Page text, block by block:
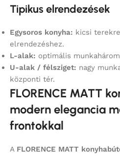
Tipikus elrendezések
Egysoros konyha: kicsi
elrendezéshez.
L-alak: optimális
U-alak / félsziget: nagy
központi tér.
FLORENCE MATT
modern elegancia
frontokkal
A FLORENCE MATT